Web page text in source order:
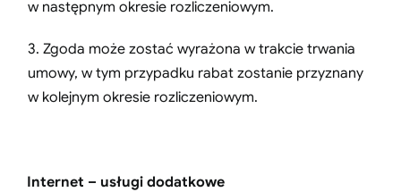
w następnym okresie rozliczeniowym.
3. Zgoda może zostać wyrażona w trakcie trwania
umowy, w tym przypadku rabat zostanie przyznany
w kolejnym okresie rozliczeniowym.
Internet – usługi dodatkowe